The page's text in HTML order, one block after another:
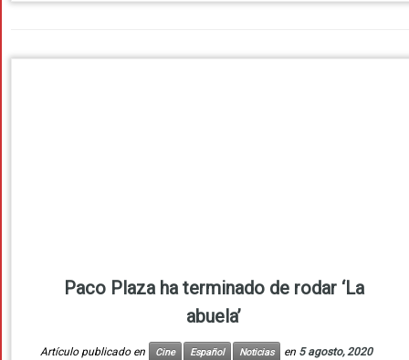
Paco Plaza ha terminado de rodar ‘La
abuela’
Artículo publicado en Cine Español Noticias en 5 agosto, 2020